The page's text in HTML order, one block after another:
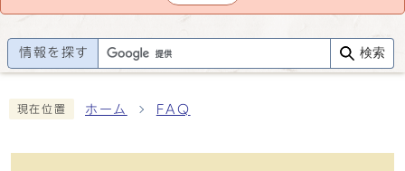
情報を探す 検索
現在位置 ホーム FAQ